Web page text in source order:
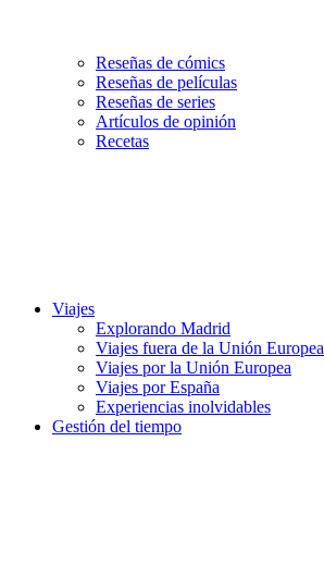
Reseñas de cómics
Reseñas de películas
Reseñas de series
Artículos de opinión
Recetas
Viajes
Explorando Madrid
Viajes fuera de la Unión Europea
Viajes por la Unión Europea
Viajes por España
Experiencias inolvidables
Gestión del tiempo